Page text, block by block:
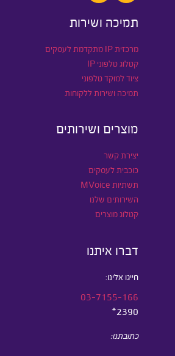
תמיכה ושירות
מרכזית IP מתקדמת לעסקים
קטלוג טלפוני IP
ציוד למוקד טלפוני
תמיכה ושירות ללקוחות
מוצרים ושירותים
יצירת קשר
כוכבית לעסקים
תשתיות MVoice
השירותים שלנו
קטלוג מוצרים
דברו איתנו
חייגו אלינו:
03-7155-166
2390*
כתובתנו: